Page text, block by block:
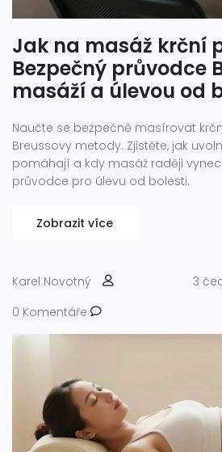
Jak na masáž krční
Bezpečný průvodce
masáží a úlevou od
Naučte se bezpečně masírovat
Breussovy metody. Zjistěte, jak
pomáhají a kdy masáž raději
průvodce pro úlevu od bolesti.
Zobrazit více
Karel Novotný
3
0 Komentáře